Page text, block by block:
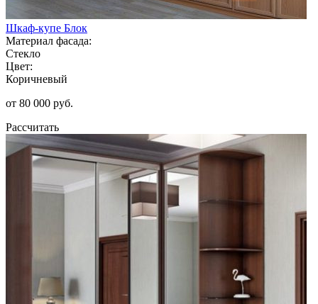
Шкаф-купе Блок
Материал фасада:
Стекло
Цвет:
Коричневый
от 80 000 руб.
Рассчитать